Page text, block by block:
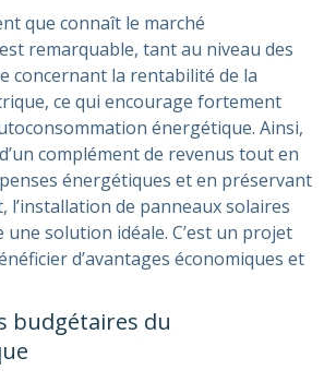
que connaît le marché
remarquable, tant au niveau des
concernant la rentabilité de la
ce qui encourage fortement
énergétique. Ainsi,
complément de revenus tout en
énergétiques et en préservant
l’installation de panneaux solaires
une solution idéale. C’est un projet
d’avantages économiques et
budgétaires du